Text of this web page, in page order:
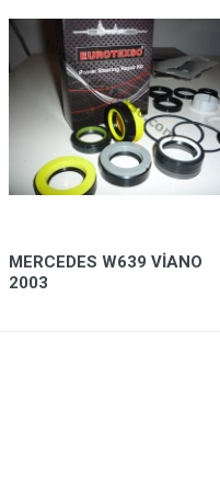
MERCEDES W639 VİANO
2003